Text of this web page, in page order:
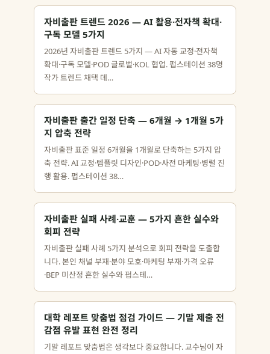
자비출판 트렌드 2026 — AI 활용·전자책 확대·
구독 모델 5가지
2026년 자비출판 트렌드 5가지 — AI 자동 교정·전자책
확대·구독 모델·POD 글로벌·KOL 협업. 펍스테이션 38명
작가 트렌드 채택 데…
자비출판 출간 일정 단축 — 6개월 → 1개월 5가
지 압축 전략
자비출판 표준 일정 6개월을 1개월로 단축하는 5가지 압
축 전략. AI 교정·템플릿 디자인·POD·사전 마케팅·병렬 진
행 활용. 펍스테이션 38…
자비출판 실패 사례·교훈 — 5가지 흔한 실수와
회피 전략
자비출판 실패 사례 5가지 분석으로 회피 전략을 도출합
니다. 본인 채널 부재·분야 모호·마케팅 부재·가격 오류
·BEP 미산정 흔한 실수와 펍스테…
대학 레포트 맞춤법 점검 가이드 — 기말 제출 전
감점 유발 표현 완전 정리
기말 레포트 맞춤법은 생각보다 중요합니다. 교수님이 자